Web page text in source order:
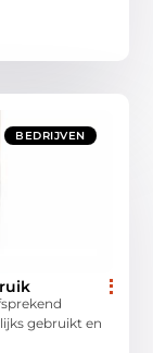
BEDRIJVEN
gebruikt en